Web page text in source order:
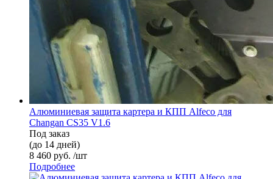
Алюминиевая защита картера и КПП Alfeco для
Changan CS35 V1.6
Под заказ
(до 14 дней)
8 460 руб. /шт
Подробнее